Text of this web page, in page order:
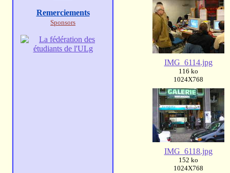
IMG_6114.jpg
116 ko
1024X768
IMG_6118.jpg
152 ko
1024X768
Remerciements
Sponsors